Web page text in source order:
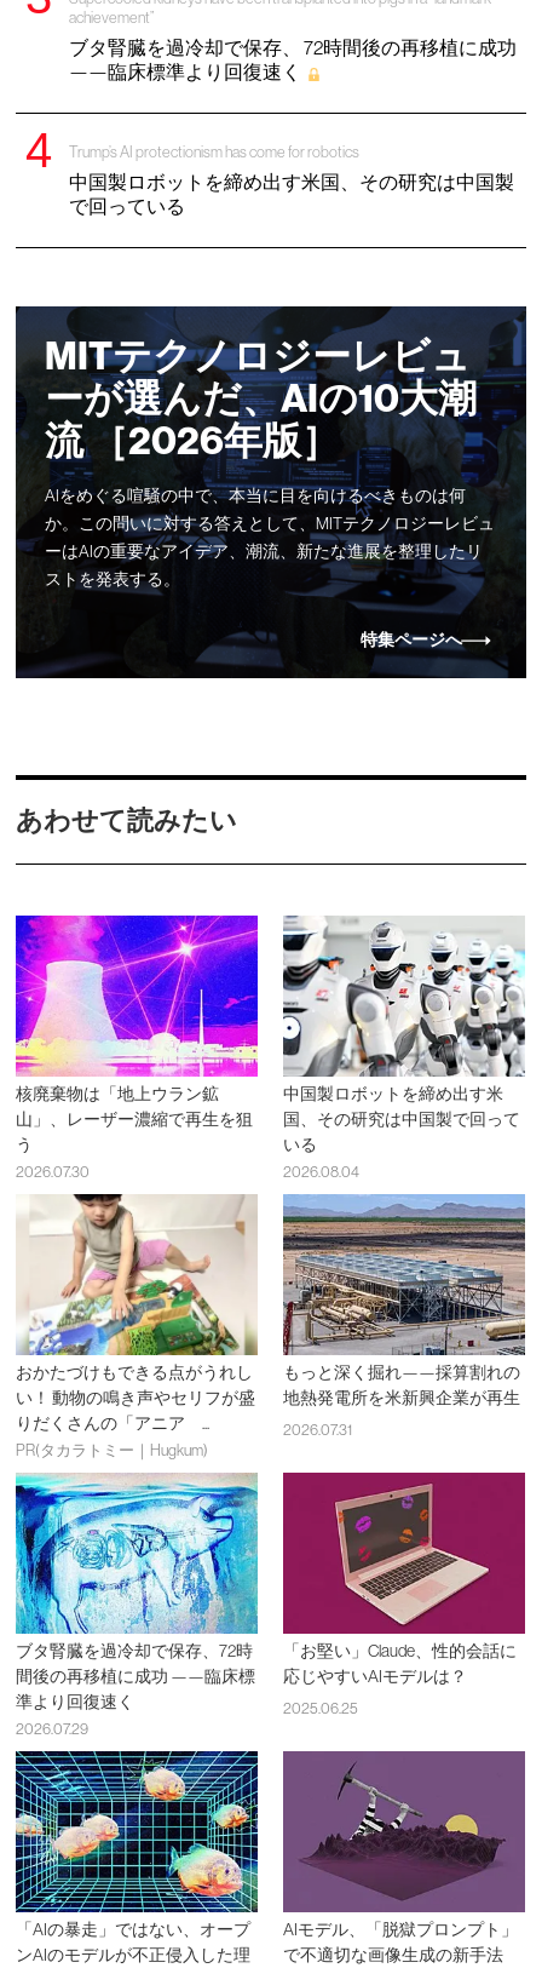
achievement”
ブタ腎臓を過冷却で保存、 72時間後の再移植に成功
——臨床標準より回復速く
Trump’s AI protectionism has come for robotics
中国製ロボットを締め出す米国、その研究は中国製
で回っている
MITテクノロジーレビュ
ーが選んだ、AIの10大潮
流 ［2026年版］
AIをめぐる喧騒の中で、本当に目を向けるべきものは何
か。この問いに対する答えとして、MITテクノロジーレビュ
ーはAIの重要なアイデア、潮流、新たな進展を整理したリ
ストを発表する。
特集ページへ
あわせて読みたい
核廃棄物は「地上ウラン鉱
山」、レーザー濃縮で再生を狙
う
2026.07.30
中国製ロボットを締め出す米
国、その研究は中国製で回って
いる
2026.08.04
おかたづけもできる点がうれし
い！ 動物の鳴き声やセリフが盛
りだくさんの「アニア ...
PR(タカラトミー｜Hugkum)
もっと深く掘れ——採算割れの
地熱発電所を米新興企業が再生
2026.07.31
ブタ腎臓を過冷却で保存、72時
間後の再移植に成功 ——臨床標
準より回復速く
2026.07.29
「お堅い」Claude、性的会話に
応じやすいAIモデルは？
2025.06.25
「AIの暴走」ではない、オープ
ンAIのモデルが不正侵入した理
AIモデル、「脱獄プロンプト」
で不適切な画像生成の新手法